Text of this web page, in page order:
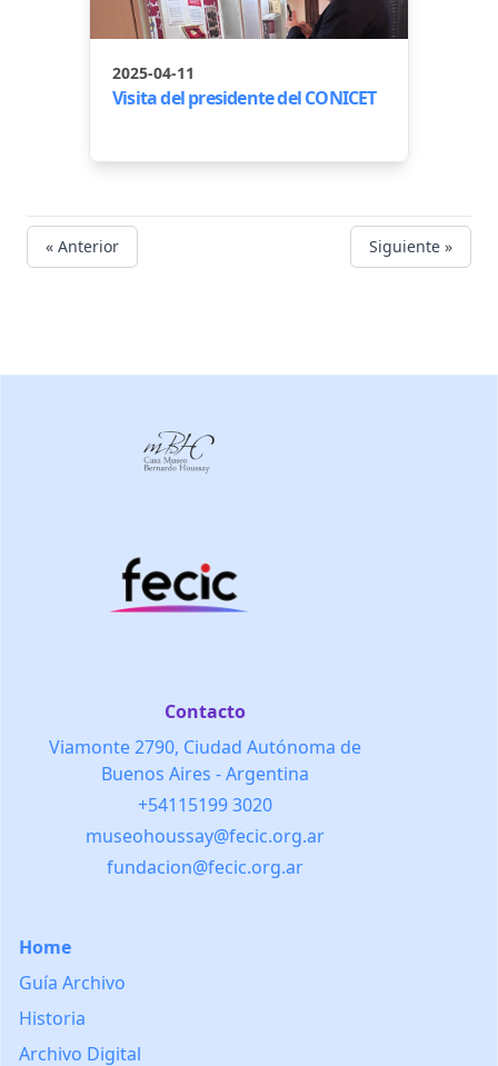
2025-04-11
Visita del presidente del CONICET
« Anterior Siguiente »
Contacto
Viamonte 2790, Ciudad Autónoma de
Buenos Aires - Argentina
+54115199 3020
museohoussay@fecic.org.ar
fundacion@fecic.org.ar
Home
Guía Archivo
Historia
Archivo Digital